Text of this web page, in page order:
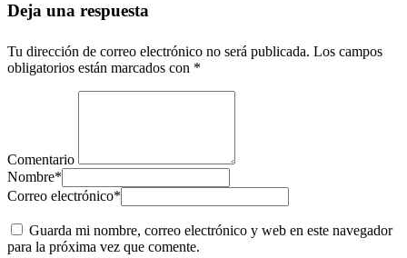
Deja una respuesta
Tu dirección de correo electrónico no será publicada. Los campos
obligatorios están marcados con *
Comentario
Nombre*
Correo electrónico*
Guarda mi nombre, correo electrónico y web en este navegador
para la próxima vez que comente.